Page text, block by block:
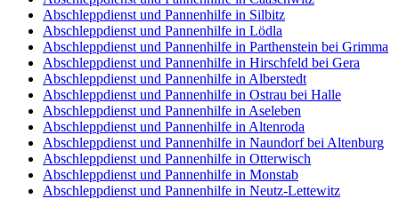
Abschleppdienst und Pannenhilfe in Silbitz
Abschleppdienst und Pannenhilfe in Lödla
Abschleppdienst und Pannenhilfe in Parthenstein bei Grimma
Abschleppdienst und Pannenhilfe in Hirschfeld bei Gera
Abschleppdienst und Pannenhilfe in Alberstedt
Abschleppdienst und Pannenhilfe in Ostrau bei Halle
Abschleppdienst und Pannenhilfe in Aseleben
Abschleppdienst und Pannenhilfe in Altenroda
Abschleppdienst und Pannenhilfe in Naundorf bei Altenburg
Abschleppdienst und Pannenhilfe in Otterwisch
Abschleppdienst und Pannenhilfe in Monstab
Abschleppdienst und Pannenhilfe in Neutz-Lettewitz